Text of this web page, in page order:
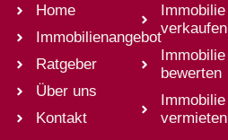
Home
Immobilienangebot
Ratgeber
Über uns
Kontakt
Immobilie
verkaufen
Immobilie
bewerten
Immobilie
vermieten